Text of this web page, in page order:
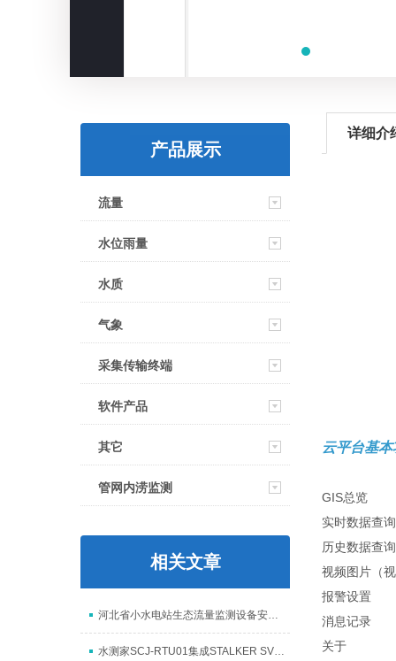
产品展示
流量
水位雨量
水质
气象
采集传输终端
软件产品
其它
管网内涝监测
相关文章
河北省小水电站生态流量监测设备安装与协议对接
水测家SCJ-RTU01集成STALKER SVR雷达流速仪
详细介
云平台基本
GIS总览
实时数据查
历史数据查
视频图片（
报警设置
消息记录
关于